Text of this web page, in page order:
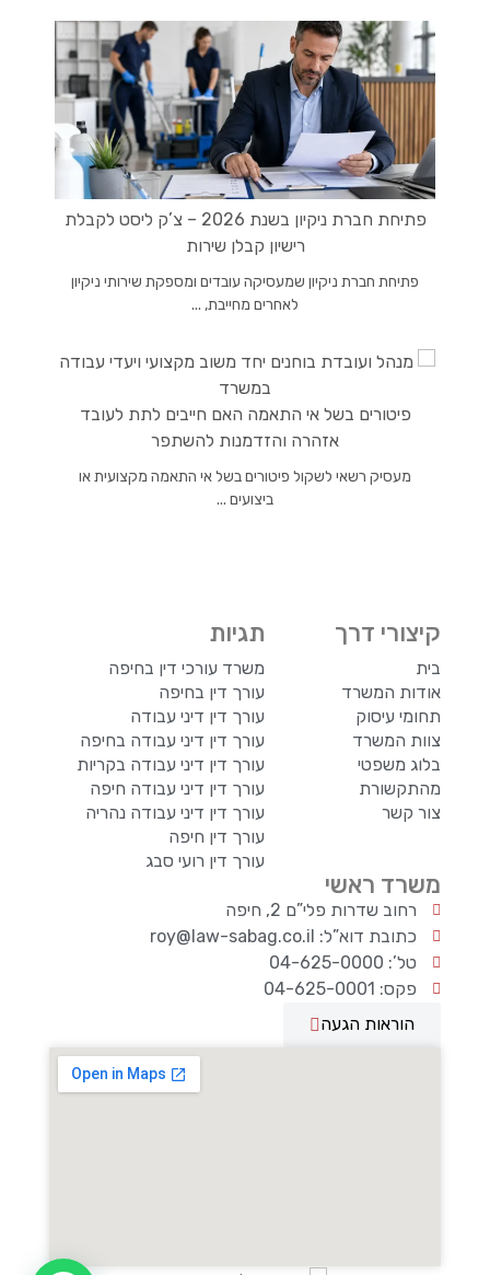
פתיחת חברת ניקיון בשנת 2026 – צ’ק ליסט לקבלת
רישיון קבלן שירות
פתיחת חברת ניקיון שמעסיקה עובדים ומספקת שירותי ניקיון
לאחרים מחייבת, ...
פיטורים בשל אי התאמה האם חייבים לתת לעובד
אזהרה והזדמנות להשתפר
מעסיק רשאי לשקול פיטורים בשל אי התאמה מקצועית או
ביצועים ...
משרד ראשי
רחוב שדרות פלי”ם 2, חיפה
כתובת דוא”ל: roy@law-sabag.co.il
טל’: 04-625-0000
פקס: 04-625-0001
הוראות הגעה
קיצורי דרך
בית
אודות המשרד
תחומי עיסוק
צוות המשרד
בלוג משפטי
מהתקשורת
צור קשר
תגיות
משרד עורכי דין בחיפה
עורך דין בחיפה
עורך דין דיני עבודה
עורך דין דיני עבודה בחיפה
עורך דין דיני עבודה בקריות
עורך דין דיני עבודה חיפה
עורך דין דיני עבודה נהריה
עורך דין חיפה
עורך דין רועי סבג